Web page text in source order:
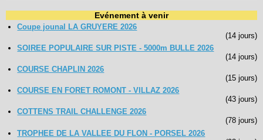
Evénement à venir
Coupe jounal LA GRUYERE 2026
(14 jours)
SOIREE POPULAIRE SUR PISTE - 5000m BULLE 2026
(14 jours)
COURSE CHAPLIN 2026
(15 jours)
COURSE EN FORET ROMONT - VILLAZ 2026
(43 jours)
COTTENS TRAIL CHALLENGE 2026
(78 jours)
TROPHEE DE LA VALLEE DU FLON - PORSEL 2026